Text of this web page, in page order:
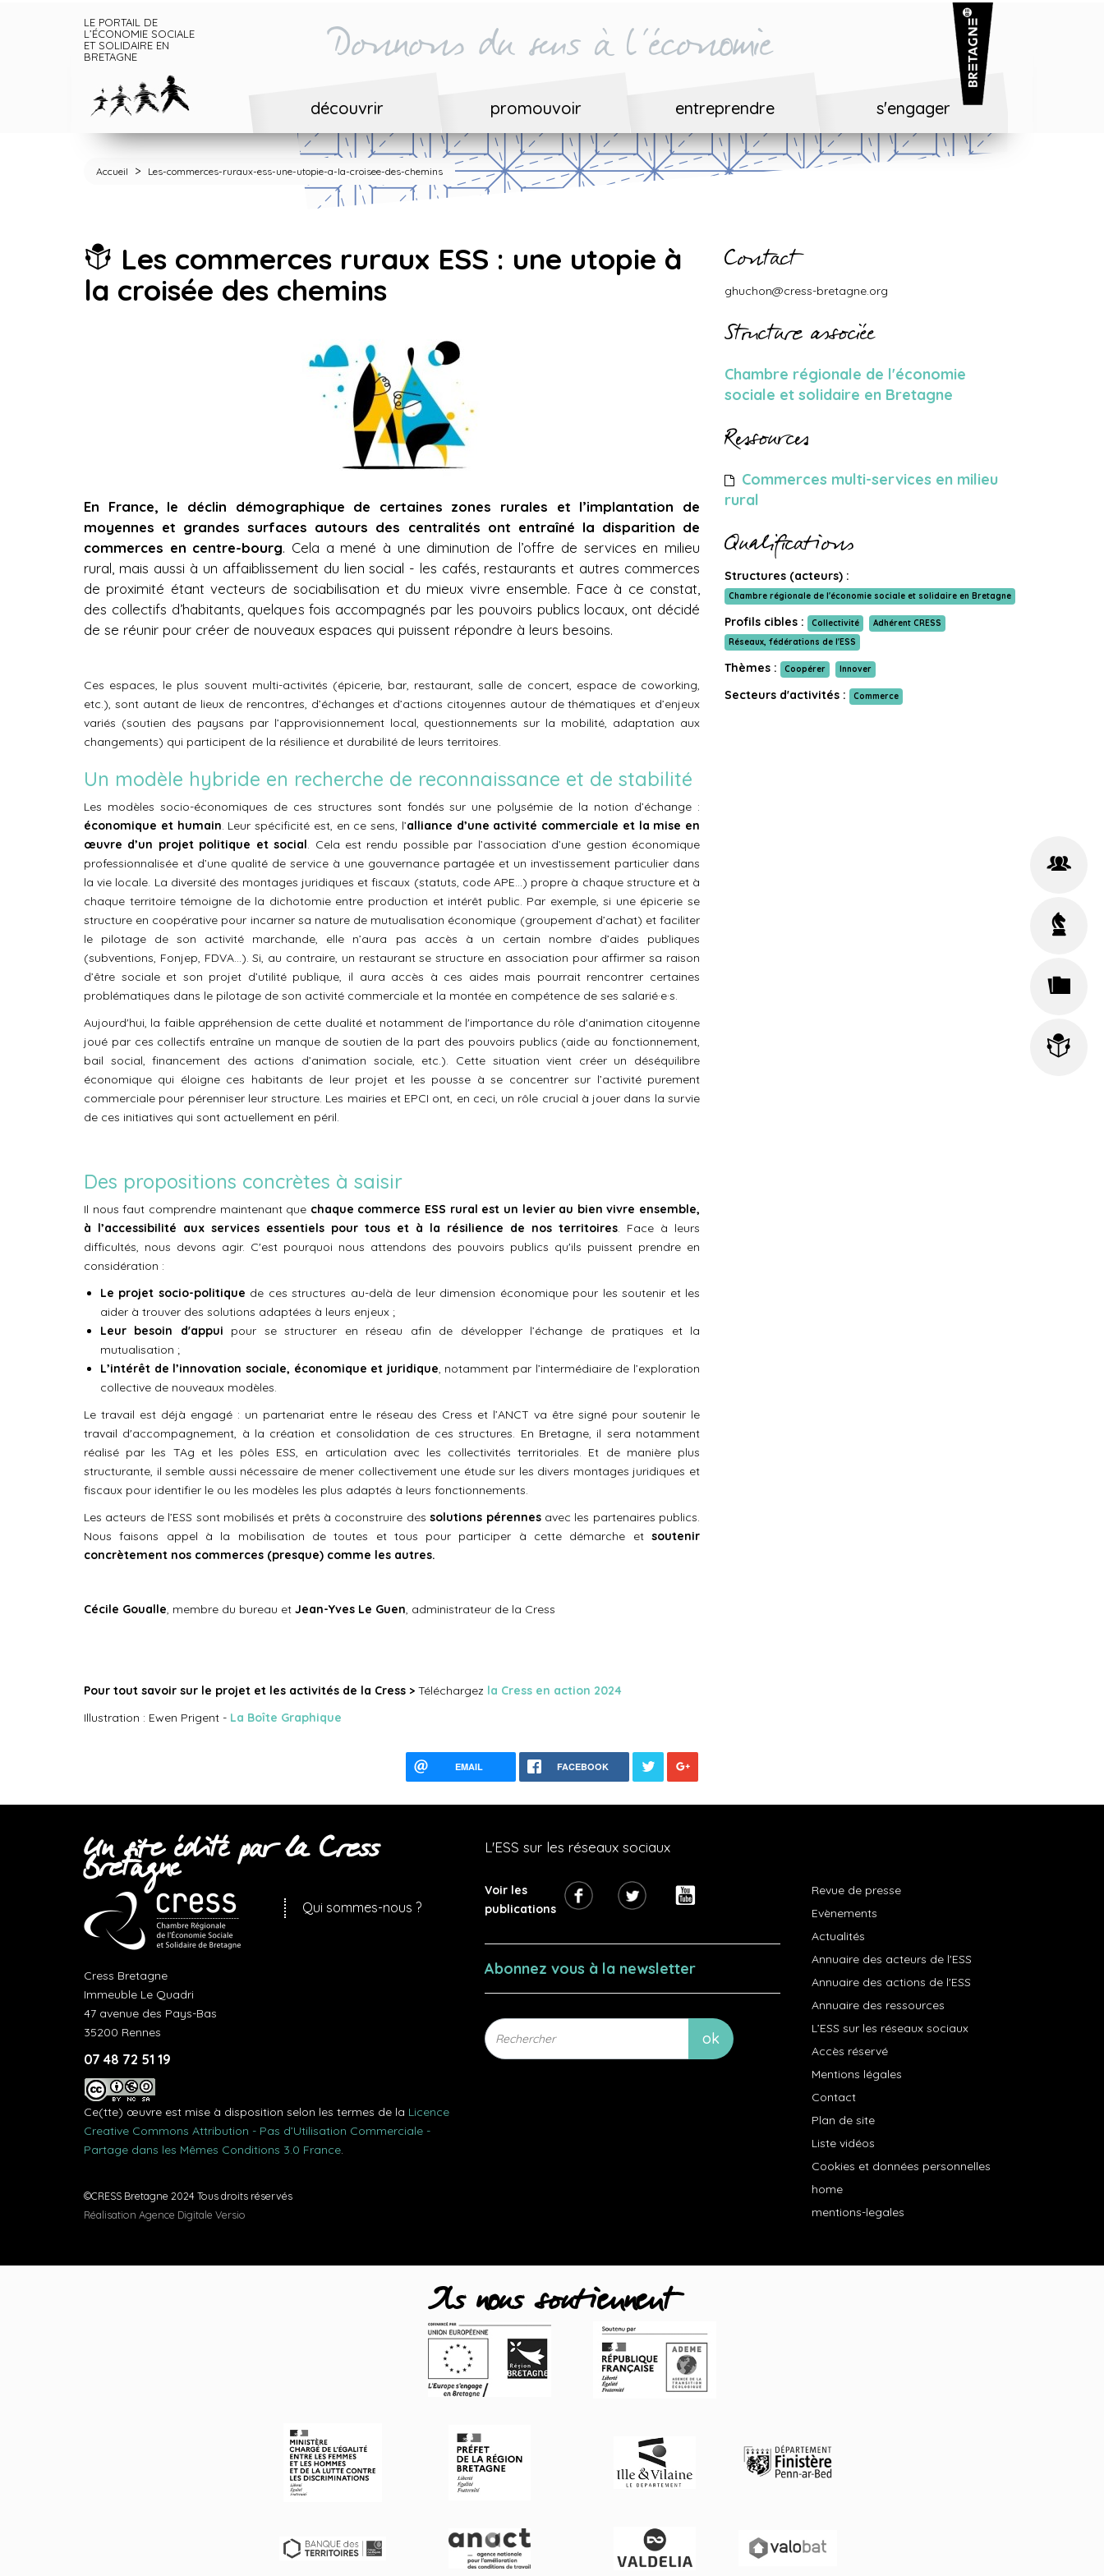
LE PORTAIL DE
L’ÉCONOMIE SOCIALE
ET SOLIDAIRE EN
BRETAGNE
Donnons du sens à l'économie
découvrir promouvoir entreprendre s'engager
Accueil > Les-commerces-ruraux-ess-une-utopie-a-la-croisee-des-chemins
Les commerces ruraux ESS : une utopie à
la croisée des chemins
En France, le déclin démographique de certaines zones rurales et l’implantation de
moyennes et grandes surfaces autours des centralités ont entraîné la disparition de
commerces en centre-bourg. Cela a mené à une diminution de l’offre de services en milieu
rural, mais aussi à un affaiblissement du lien social - les cafés, restaurants et autres commerces
de proximité étant vecteurs de sociabilisation et du mieux vivre ensemble. Face à ce constat,
des collectifs d’habitants, quelques fois accompagnés par les pouvoirs publics locaux, ont décidé
de se réunir pour créer de nouveaux espaces qui puissent répondre à leurs besoins.
Ces espaces, le plus souvent multi-activités (épicerie, bar, restaurant, salle de concert, espace de coworking,
etc.), sont autant de lieux de rencontres, d’échanges et d’actions citoyennes autour de thématiques et d’enjeux
variés (soutien des paysans par l’approvisionnement local, questionnements sur la mobilité, adaptation aux
changements) qui participent de la résilience et durabilité de leurs territoires.
Un modèle hybride en recherche de reconnaissance et de stabilité
Les modèles socio-économiques de ces structures sont fondés sur une polysémie de la notion d’échange :
économique et humain. Leur spécificité est, en ce sens, l’alliance d’une activité commerciale et la mise en
œuvre d’un projet politique et social. Cela est rendu possible par l’association d’une gestion économique
professionnalisée et d’une qualité de service à une gouvernance partagée et un investissement particulier dans
la vie locale. La diversité des montages juridiques et fiscaux (statuts, code APE…) propre à chaque structure et à
chaque territoire témoigne de la dichotomie entre production et intérêt public. Par exemple, si une épicerie se
structure en coopérative pour incarner sa nature de mutualisation économique (groupement d’achat) et faciliter
le pilotage de son activité marchande, elle n’aura pas accès à un certain nombre d’aides publiques
(subventions, Fonjep, FDVA...). Si, au contraire, un restaurant se structure en association pour affirmer sa raison
d’être sociale et son projet d’utilité publique, il aura accès à ces aides mais pourrait rencontrer certaines
problématiques dans le pilotage de son activité commerciale et la montée en compétence de ses salarié·e·s.
Aujourd'hui, la faible appréhension de cette dualité et notamment de l'importance du rôle d'animation citoyenne
joué par ces collectifs entraîne un manque de soutien de la part des pouvoirs publics (aide au fonctionnement,
bail social, financement des actions d’animation sociale, etc.). Cette situation vient créer un déséquilibre
économique qui éloigne ces habitants de leur projet et les pousse à se concentrer sur l’activité purement
commerciale pour pérenniser leur structure. Les mairies et EPCI ont, en ceci, un rôle crucial à jouer dans la survie
de ces initiatives qui sont actuellement en péril.
Des propositions concrètes à saisir
Il nous faut comprendre maintenant que chaque commerce ESS rural est un levier au bien vivre ensemble,
à l’accessibilité aux services essentiels pour tous et à la résilience de nos territoires. Face à leurs
difficultés, nous devons agir. C'est pourquoi nous attendons des pouvoirs publics qu'ils puissent prendre en
considération :
Le projet socio-politique de ces structures au-delà de leur dimension économique pour les soutenir et les
aider à trouver des solutions adaptées à leurs enjeux ;
Leur besoin d'appui pour se structurer en réseau afin de développer l’échange de pratiques et la
mutualisation ;
L’intérêt de l’innovation sociale, économique et juridique, notamment par l’intermédiaire de l’exploration
collective de nouveaux modèles.
Le travail est déjà engagé : un partenariat entre le réseau des Cress et l’ANCT va être signé pour soutenir le
travail d'accompagnement, à la création et consolidation de ces structures. En Bretagne, il sera notamment
réalisé par les TAg et les pôles ESS, en articulation avec les collectivités territoriales. Et de manière plus
structurante, il semble aussi nécessaire de mener collectivement une étude sur les divers montages juridiques et
fiscaux pour identifier le ou les modèles les plus adaptés à leurs fonctionnements.
Les acteurs de l’ESS sont mobilisés et prêts à coconstruire dessolutions pérennesavec les partenaires publics.
Nous faisons appel à la mobilisation de toutes et tous pour participer à cette démarche et soutenir
concrètement nos commerces (presque) comme les autres.
Cécile Goualle, membre du bureau et Jean-Yves Le Guen, administrateur de la Cress
Pour tout savoir sur le projet et les activités de la Cress > Téléchargez la Cress en action 2024
Illustration : Ewen Prigent - La Boîte Graphique
EMAIL FACEBOOK
Contact
ghuchon@cress-bretagne.org
Structure associée
Chambre régionale de l'économie
sociale et solidaire en Bretagne
Ressources
Commerces multi-services en milieu
rural
Qualifications
Structures (acteurs) :
Chambre régionale de l'économie sociale et solidaire en Bretagne
Profils cibles : Collectivité
Adhérent CRESS
Réseaux, fédérations de l'ESS
Thèmes : Coopérer Innover
Secteurs d'activités : Commerce
Un site édité par la Cress
Bretagne
Cress Bretagne
Immeuble Le Quadri
47 avenue des Pays-Bas
35200 Rennes
07 48 72 51 19
Qui sommes-nous ?
Ce(tte) œuvre est mise à disposition selon les termes de la Licence
Creative Commons Attribution - Pas d’Utilisation Commerciale -
Partage dans les Mêmes Conditions 3.0 France.
©CRESS Bretagne 2024 Tous droits réservés
Réalisation Agence Digitale Versio
L'ESS sur les réseaux sociaux
Voir les
publications
Abonnez vous à la newsletter
Revue de presse
Evènements
Actualités
Annuaire des acteurs de l'ESS
Annuaire des actions de l'ESS
Annuaire des ressources
L’ESS sur les réseaux sociaux
Accès réservé
Mentions légales
Contact
Plan de site
Liste vidéos
Cookies et données personnelles
home
mentions-legales
Ils nous soutiennent